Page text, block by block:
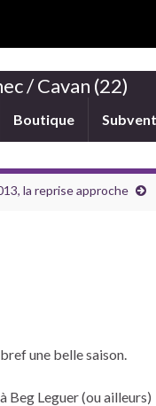
/ Cavan (22)
Boutique
la reprise approche
une belle saison.
Beg Leguer (ou ailleurs)